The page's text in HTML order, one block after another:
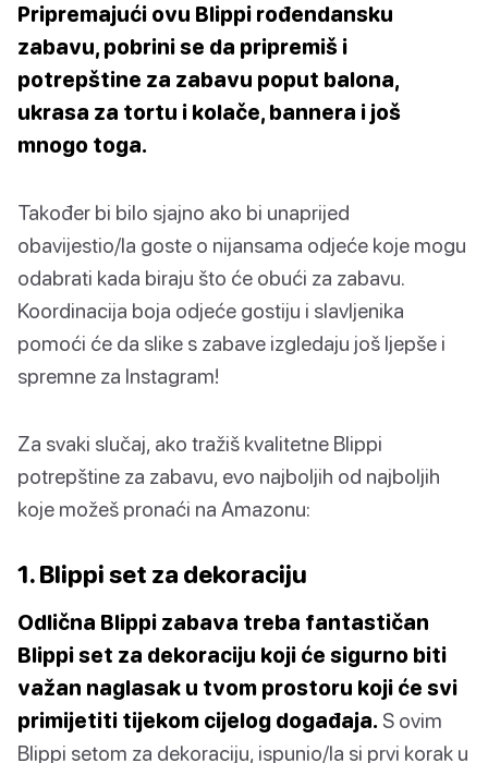
Pripremajući ovu Blippi rođendansku
zabavu, pobrini se da pripremiš i
potrepštine za zabavu poput balona,
ukrasa za tortu i kolače, bannera i još
mnogo toga.
Također bi bilo sjajno ako bi unaprijed
obavijestio/la goste o nijansama odjeće koje mogu
odabrati kada biraju što će obući za zabavu.
Koordinacija boja odjeće gostiju i slavljenika
pomoći će da slike s zabave izgledaju još ljepše i
spremne za Instagram!
Za svaki slučaj, ako tražiš kvalitetne Blippi
potrepštine za zabavu, evo najboljih od najboljih
koje možeš pronaći na Amazonu:
1. Blippi set za dekoraciju
Odlična Blippi zabava treba fantastičan
Blippi set za dekoraciju koji će sigurno biti
važan naglasak u tvom prostoru koji će svi
primijetiti tijekom cijelog događaja. S ovim
Blippi setom za dekoraciju, ispunio/la si prvi korak u